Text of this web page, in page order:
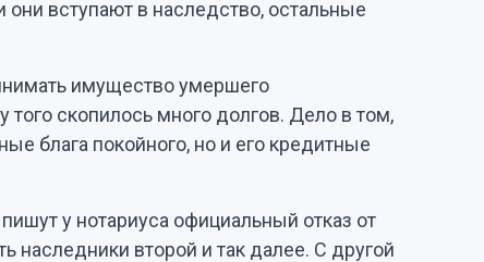
вступают в наследство, остальные
имущество умершего
того скопилось много долгов. Дело в том,
блага покойного, но и его кредитные
у нотариуса официальный отказ от
наследники второй и так далее. С другой